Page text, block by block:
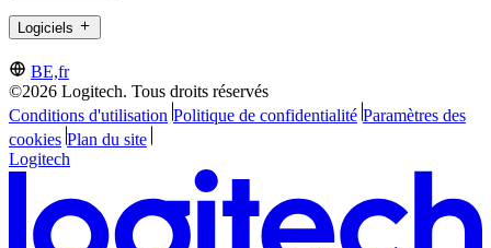
Logiciels
BE,fr
©2026 Logitech. Tous droits réservés
Conditions d'utilisation Politique de confidentialité Paramètres des
cookies Plan du site
Logitech